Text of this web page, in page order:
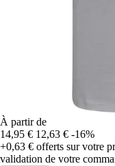
À partir de
14,95 € 12,63 € -16%
+0,63 € offerts sur votre
validation de votre